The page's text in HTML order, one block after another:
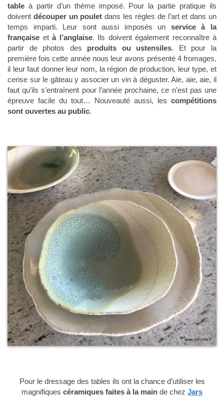
table à partir d’un thème imposé. Pour la partie pratique ils
doivent découper un poulet dans les règles de l’art et dans un
temps imparti. Leur sont aussi imposés un service à la
française età l’anglaise. Ils doivent également reconnaître à
partir de photos des produits ou ustensiles. Et pour la
première fois cette année nous leur avons présenté 4 fromages,
il leur faut donner leur nom, la région de production, leur type, et
cerise sur le gâteau y associer un vin à déguster. Aie, aie, aie, il
faut qu’ils s’entraînent pour l’année prochaine, ce n’est pas une
épreuve facile du tout… Nouveauté aussi, les compétitions
sont ouvertes au public.
Pour le dressage des tables ils ont la chance d’utiliser les
magnifiques céramiques faites à la main de chez Jars